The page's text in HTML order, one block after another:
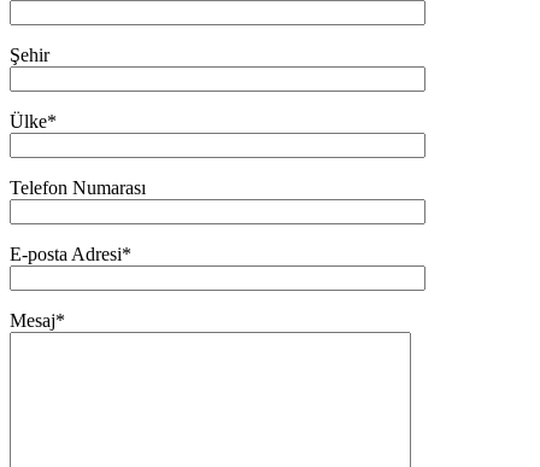
Şehir
Ülke*
Telefon Numarası
E-posta Adresi*
Mesaj*